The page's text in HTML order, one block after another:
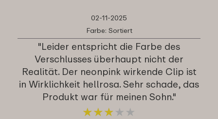
02-11-2025
Farbe: Sortiert
"Leider entspricht die Farbe des
Verschlusses überhaupt nicht der
Realität. Der neonpink wirkende Clip ist
in Wirklichkeit hellrosa. Sehr schade, das
Produkt war für meinen Sohn."
★★★ ★ ★
★★★ ★ ★